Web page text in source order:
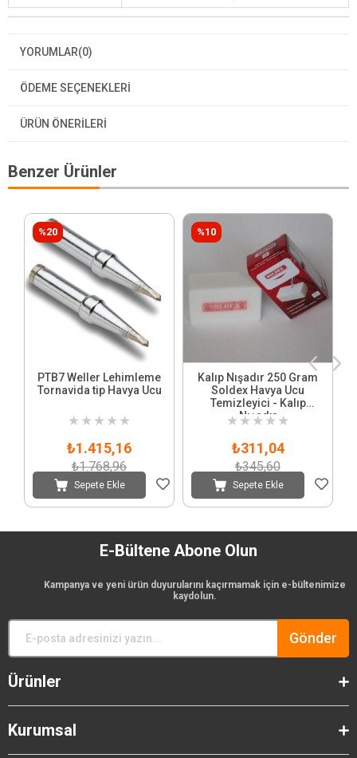
YORUMLAR(0)
ÖDEME SEÇENEKLERI
ÜRÜN ÖNERILERI
Benzer Ürünler
PTB7 Weller Lehimleme
Tornavida tip Havya Ucu
★ ★ ★ ★ ★
₺1.415,16
₺1.768,96
Sepete Ekle
%20
Kalıp Nışadır 250 Gram
Soldex Havya Ucu
Temizleyici - Kalıp
Nışadır
★ ★ ★ ★ ★
₺311,04
₺345,60
Sepete Ekle
%10
E-Bültene Abone Olun
Kampanya ve yeni ürün duyurularını kaçırmamak için e-bültenimize
kaydolun.
Gönder
Ürünler
Kurumsal